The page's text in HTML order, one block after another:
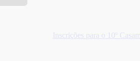
Inscrições para o 10º